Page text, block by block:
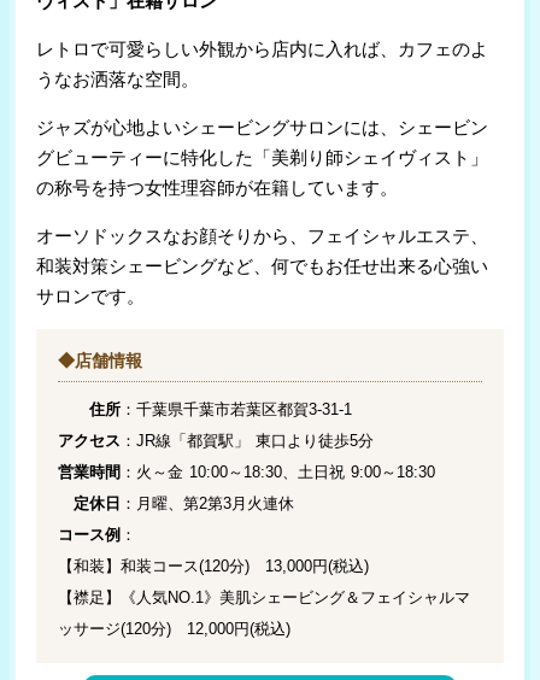
エンドウ
(物井/佐倉市)
￥5,000
Fleek
￥6,500
Verite
(大久保/習志野市)
(茂原/茂原市)
(稲毛/千葉市)
MIX
(大神宮下/船橋市)
￥6,413
ジャポネイゼ
セントラル
(八柱/松戸市)
MASHU
(馬橋/松戸市)
レトロで可愛らしい外観から店内に入れば、カフェのよ
うなお洒落な空間。
ジャズが心地よいシェービングサロンには、シェービン
グビューティーに特化した「美剃り師シェイヴィスト」
の称号を持つ女性理容師が在籍しています。
オーソドックスなお顔そりから、フェイシャルエステ、
和装対策シェービングなど、何でもお任せ出来る心強い
サロンです。
◆店舗情報
住所 ：千葉県千葉市若葉区都賀3-31-1
アクセス ：JR線「都賀駅」 東口より徒歩5分
営業時間 ：火～金 10:00～18:30、土日祝 9:00～18:30
定休日 ：月曜、第2第3月火連休
コース例 ：
【和装】和装コース(120分) 13,000円(税込)
【襟足】
《人気NO.1》美肌シェービング＆フェイシャルマ
ッサージ(120分) 12,000円(税込)